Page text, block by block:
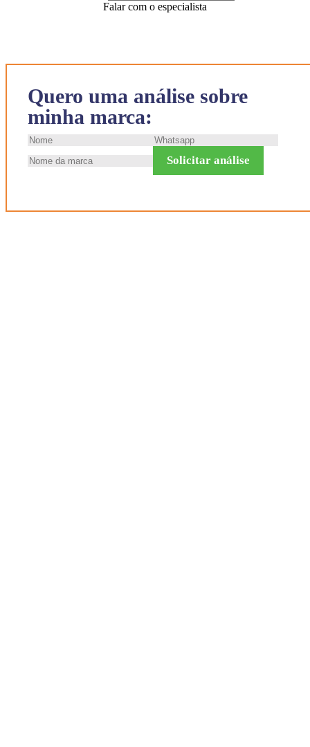
Quero uma análise sobre
minha marca:
Solicitar análise
Falar com o especialista